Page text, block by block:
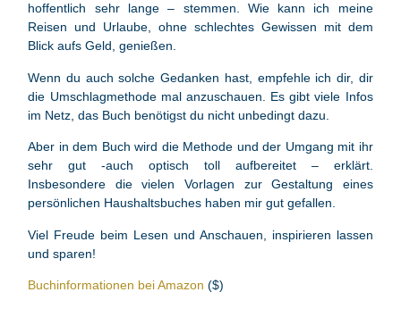
hoffentlich sehr lange – stemmen. Wie kann ich meine
Reisen und Urlaube, ohne schlechtes Gewissen mit dem
Blick aufs Geld, genießen.
Wenn du auch solche Gedanken hast, empfehle ich dir, dir
die Umschlagmethode mal anzuschauen. Es gibt viele Infos
im Netz, das Buch benötigst du nicht unbedingt dazu.
Aber in dem Buch wird die Methode und der Umgang mit ihr
sehr gut -auch optisch toll aufbereitet – erklärt.
Insbesondere die vielen Vorlagen zur Gestaltung eines
persönlichen Haushaltsbuches haben mir gut gefallen.
Viel Freude beim Lesen und Anschauen, inspirieren lassen
und sparen!
Buchinformationen bei Amazon ($)